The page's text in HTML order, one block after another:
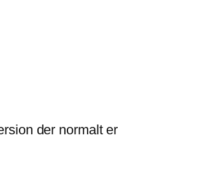
der normalt er